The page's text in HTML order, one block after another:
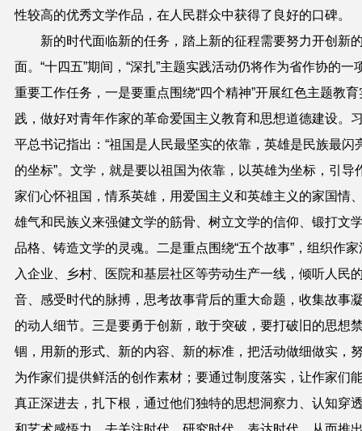
性较高的优秀文学作品，在人民群众中获得了良好的口碑。
新的时代面临新的任务，踏上新的征程需要努力开创新
面。 “十四五”期间， “深扎”主题实践活动仍将作为省作协的一
重要工作任务，一是要重点围绕“四个精神”开展红色主题教育
践，做好对青年作家的革命爱国主义教育和思想道德建设。
平总书记指出：“祖国是人民最坚实的依靠，英雄是民族最闪
的坐标”。文学，就是要以祖国为依靠，以英雄为坐标，引导
家们心怀祖国，情系英雄，用爱国主义和英雄主义的家国情
雄气和民族义来强健文学的筋骨、树立文学的信仰、锻打文
品格、铸造文学的灵魂。二是重点围绕“五个故事” ，组织作家
入企业、乡村、医院和基层社区等劳动生产一线，倾听人民
音、感受时代的脉搏，思考故事背后的重大命题，收集故事
的动人细节。三是要勇于创新，敢于突破，要打破旧的思想
锢，用新的形式、新的内容、新的标准，把活动做细做实，
为作家们提供鲜活的创作素材；要通过制度落实，让作家们
真正深进去，扎下根，通过他们独特的思想洞察力、认知穿